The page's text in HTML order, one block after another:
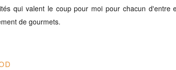
qui valent le coup pour moi pour chacun d'entre
de gourmets.